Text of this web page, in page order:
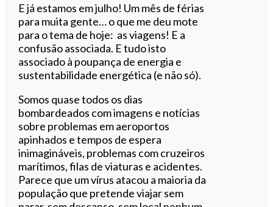
E já estamos em julho! Um mês de férias
para muita gente… o que me deu mote
para o tema de hoje: as viagens! E a
confusão associada. E tudo isto
associado à poupança de energia e
sustentabilidade energética (e não só).
Somos quase todos os dias
bombardeados com imagens e notícias
sobre problemas em aeroportos
apinhados e tempos de espera
inimagináveis, problemas com cruzeiros
marítimos, filas de viaturas e acidentes.
Parece que um vírus atacou a maioria da
população que pretende viajar sem